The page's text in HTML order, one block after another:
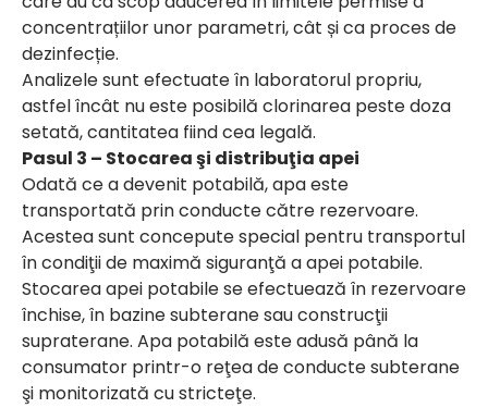
concentrațiilor unor parametri, cât și ca proces de
dezinfecție.
Analizele sunt efectuate în laboratorul propriu,
astfel încât nu este posibilă clorinarea peste doza
setată, cantitatea fiind cea legală.
Pasul 3 – Stocarea şi distribuţia apei
Odată ce a devenit potabilă, apa este
transportată prin conducte către rezervoare.
Acestea sunt concepute special pentru transportul
în condiţii de maximă siguranţă a apei potabile.
Stocarea apei potabile se efectuează în rezervoare
închise, în bazine subterane sau construcţii
supraterane. Apa potabilă este adusă până la
consumator printr-o reţea de conducte subterane
şi monitorizată cu stricteţe.